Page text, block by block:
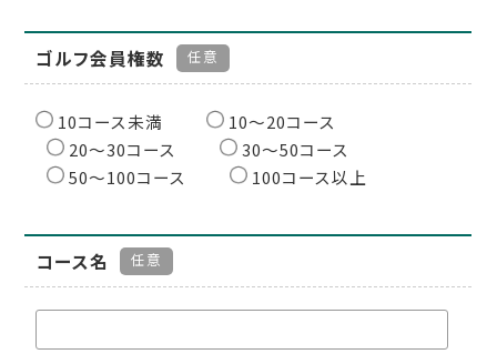
ゴルフ会員権数 任意
10コース未満
10〜20コース
20〜30コース
30〜50コース
50〜100コース
100コース以上
コース名 任意